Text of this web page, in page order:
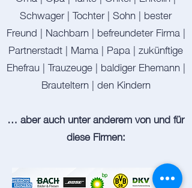
Schwager | Tochter | Sohn | bester
Freund | Nachbarn | befreundeter Firma |
Partnerstadt | Mama | Papa | zukünftige
Ehefrau | Trauzeuge | baldiger Ehemann |
Brauteltern | den Kindern
… aber auch unter anderem von und für
diese Firmen: